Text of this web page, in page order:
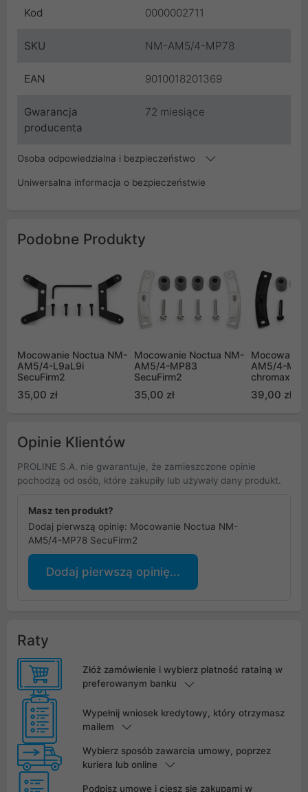
Kod 0000002711
SKU NM-AM5/4-MP78
EAN 9010018201369
Gwarancja
producenta
72 miesiące
Osoba odpowiedzialna i bezpieczeństwo
Uniwersalna informacja o bezpieczeństwie
Podobne Produkty
Mocowanie Noctua NM-
AM5/4-L9aL9i
SecuFirm2
35,00 zł
Mocowanie Noctua NM-
AM5/4-MP83
SecuFirm2
35,00 zł
Mocowanie
AM5/4-
39,00 zł
Opinie Klientów
PROLINE S.A. nie gwarantuje, że zamieszczone opinie
pochodzą od osób, które zakupiły lub używały dany produkt.
Masz ten produkt?
Dodaj pierwszą opinię: Mocowanie Noctua NM-
AM5/4-MP78 SecuFirm2
Dodaj pierwszą opinię...
Raty
Złóż zamówienie i wybierz płatność ratalną w
preferowanym banku
Wypełnij wniosek kredytowy, który otrzymasz
mailem
Wybierz sposób zawarcia umowy, poprzez
kuriera lub online
Podpisz umowę i ciesz się zakupami w